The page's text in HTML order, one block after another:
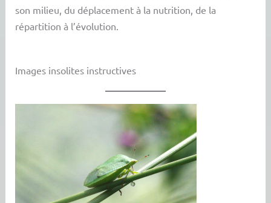
son milieu, du déplacement à la nutrition, de la
répartition à l’évolution.
Images insolites instructives